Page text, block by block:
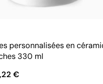
personnalisées en
330 ml
€